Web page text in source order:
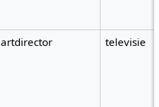
artdirector televisie